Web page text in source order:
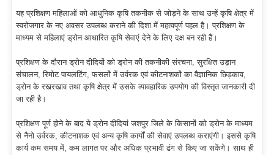
यह प्रशिक्षण महिलाओं को आधुनिक कृषि तकनीक से जोड़ने के साथ उन्हें कृषि क्षेत्र में
स्वरोजगार के नए अवसर उपलब्ध कराने की दिशा में महत्वपूर्ण पहल है। प्रशिक्षण के
माध्यम से महिलाएं ड्रोन आधारित कृषि सेवाएं देने के लिए दक्ष बन रही हैं।
प्रशिक्षण के दौरान ड्रोन दीदियों को ड्रोन की तकनीकी संरचना, सुरक्षित उड़ान
संचालन, रिमोट पायलटिंग, फसलों में उर्वरक एवं कीटनाशकों का वैज्ञानिक छिड़काव,
ड्रोन के रखरखाव तथा कृषि क्षेत्र में उसके व्यावहारिक उपयोग की विस्तृत जानकारी दी
जा रही है।
प्रशिक्षण पूर्ण होने के बाद ये ड्रोन दीदियां जशपुर जिले के किसानों को ड्रोन के माध्यम
से नैनो उर्वरक, कीटनाशक एवं अन्य कृषि कार्यों की सेवाएं उपलब्ध कराएंगी। इससे कृषि
कार्य कम समय में, कम लागत पर और अधिक प्रभावी ढंग से किए जा सकेंगे। साथ ही